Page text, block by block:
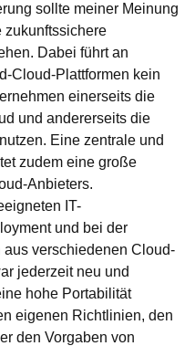
sollte meiner Meinung
zukunftssichere
Dabei führt an
Cloud-Plattformen kein
einerseits die
und andererseits die
Eine zentrale und
zudem eine große
Anbieters.
IT-
und bei der
verschiedenen Cloud-
jederzeit neu und
hohe Portabilität
eigenen Richtlinien, den
den Vorgaben von